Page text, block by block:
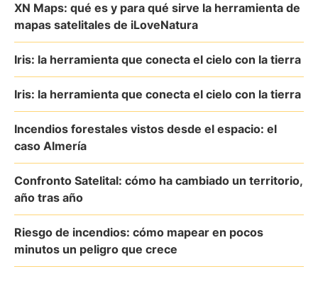
XN Maps: qué es y para qué sirve la herramienta de
mapas satelitales de iLoveNatura
Iris: la herramienta que conecta el cielo con la tierra
Iris: la herramienta que conecta el cielo con la tierra
Incendios forestales vistos desde el espacio: el
caso Almería
Confronto Satelital: cómo ha cambiado un territorio,
año tras año
Riesgo de incendios: cómo mapear en pocos
minutos un peligro que crece